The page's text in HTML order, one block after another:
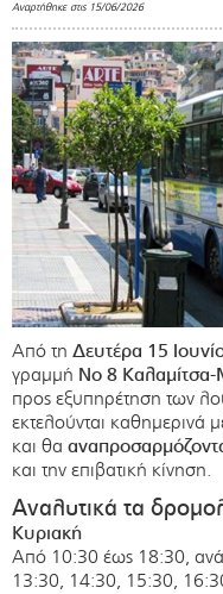
Αναρτήθηκε στις 15/06/2026
Από τη Δευτέρα 15
γραμμή Νο 8
προς εξυπηρέτηση των
εκτελούνται καθημερινά
και θα
και την επιβατική κίνηση.
Αναλυτικά τα
Κυριακή
Από 10:30 έως 18:30,
13:30, 14:30, 15:30,